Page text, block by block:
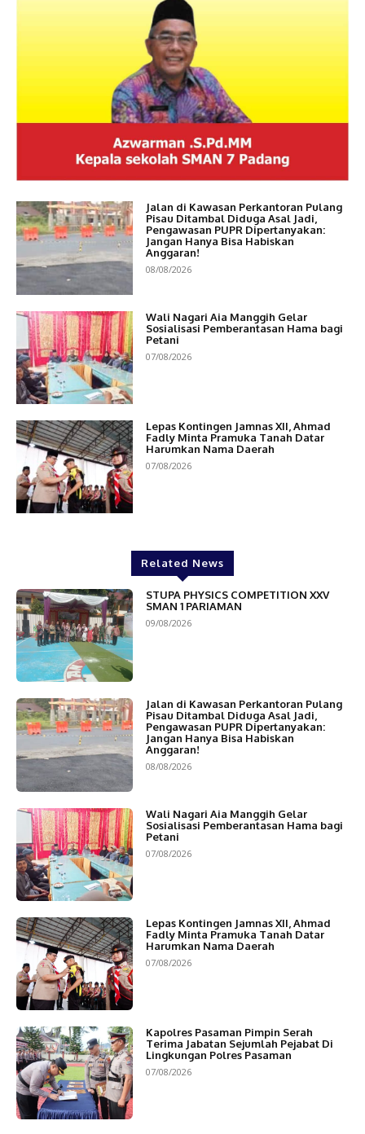
Jalan di Kawasan Perkantoran Pulang
Pisau Ditambal Diduga Asal Jadi,
Pengawasan PUPR Dipertanyakan:
Jangan Hanya Bisa Habiskan
Anggaran!
08/08/2026
Wali Nagari Aia Manggih Gelar
Sosialisasi Pemberantasan Hama bagi
Petani
07/08/2026
Lepas Kontingen Jamnas XII, Ahmad
Fadly Minta Pramuka Tanah Datar
Harumkan Nama Daerah
07/08/2026
Related News
STUPA PHYSICS COMPETITION XXV
SMAN 1 PARIAMAN
09/08/2026
Jalan di Kawasan Perkantoran Pulang
Pisau Ditambal Diduga Asal Jadi,
Pengawasan PUPR Dipertanyakan:
Jangan Hanya Bisa Habiskan
Anggaran!
08/08/2026
Wali Nagari Aia Manggih Gelar
Sosialisasi Pemberantasan Hama bagi
Petani
07/08/2026
Lepas Kontingen Jamnas XII, Ahmad
Fadly Minta Pramuka Tanah Datar
Harumkan Nama Daerah
07/08/2026
Kapolres Pasaman Pimpin Serah
Terima Jabatan Sejumlah Pejabat Di
Lingkungan Polres Pasaman
07/08/2026